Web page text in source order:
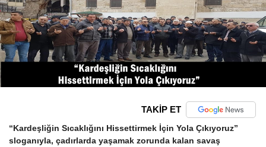
TAKİP ET
“Kardeşliğin Sıcaklığını Hissettirmek İçin Yola Çıkıyoruz”
sloganıyla, çadırlarda yaşamak zorunda kalan savaş